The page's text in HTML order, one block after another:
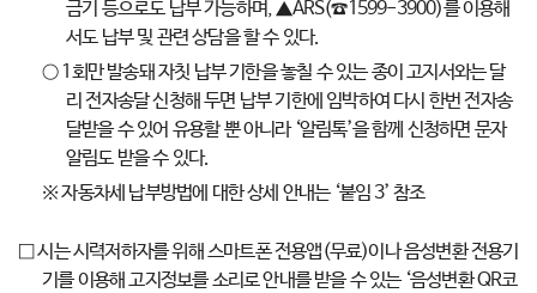
금기 등으로도 납부 가능하며, ▲ARS(☎1599-3900)를 이용해
서도 납부 및 관련 상담을 할 수 있다.
○ 1회만 발송돼 자칫 납부 기한을 놓칠 수 있는 종이 고지서와는 달
리 전자송달 신청해 두면 납부 기한에 임박하여 다시 한번 전자송
달받을 수 있어 유용할 뿐 아니라 ‘알림톡’을 함께 신청하면 문자
알림도 받을 수 있다.
※ 자동차세 납부방법에 대한 상세 안내는 ‘붙임 3’ 참조
□ 시는 시력저하자를 위해 스마트폰 전용앱(무료)이나 음성변환 전용기
기를 이용해 고지정보를 소리로 안내를 받을 수 있는 ‘음성변환 QR코